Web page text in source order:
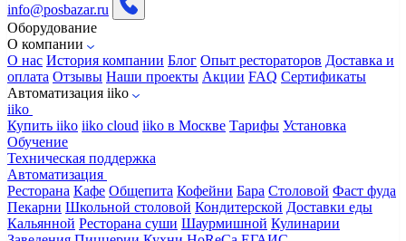
info@posbazar.ru
Оборудование
О компании
О нас История компании Блог Опыт рестораторов Доставка и
оплата Отзывы Наши проекты Акции FAQ Сертификаты
Автоматизация iiko
iiko
Купить iiko iiko cloud iiko в Москве Тарифы Установка
Обучение
Техническая поддержка
Автоматизация
Ресторана Кафе Общепита Кофейни Бара Столовой Фаст фуда
Пекарни Школьной столовой Кондитерской Доставки еды
Кальянной Ресторана суши Шаурмишной Кулинарии